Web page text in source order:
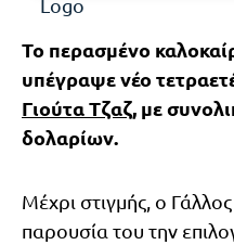
Το περασμένο
υπέγραψε νέο
Γιούτα Τζαζ, με
δολαρίων.
Μέχρι στιγμής, ο
παρουσία του την